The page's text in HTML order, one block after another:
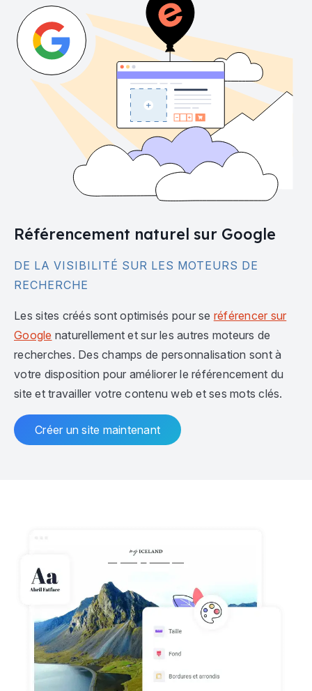
Référencement naturel sur Google
DE LA VISIBILITÉ SUR LES MOTEURS DE
RECHERCHE
Les sites créés sont optimisés pour se référencer sur
Google naturellement et sur les autres moteurs de
recherches. Des champs de personnalisation sont à
votre disposition pour améliorer le référencement du
site et travailler votre contenu web et ses mots clés.
Créer un site maintenant